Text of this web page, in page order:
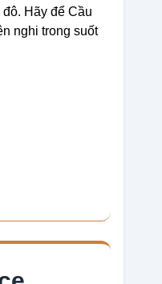
Hãy để Cầu
nghi trong suốt